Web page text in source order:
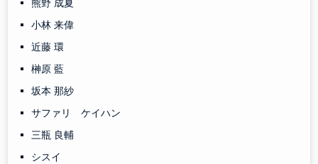
熊野 成夏
小林 来偉
近藤 環
榊原 藍
坂本 那紗
サファリ ケイハン
三瓶 良輔
シスイ